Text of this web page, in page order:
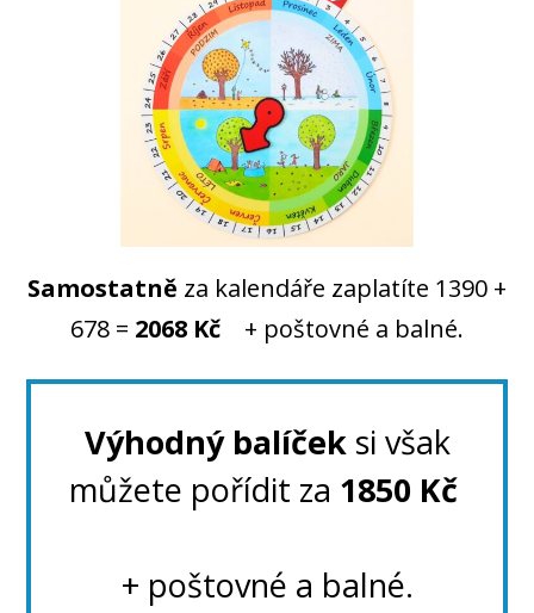
Samostatně za kalendáře zaplatíte 1390 +
678 = 2068 Kč + poštovné a balné.
Výhodný balíčeksi však
můžete pořídit za 1850 Kč
+ poštovné a balné.